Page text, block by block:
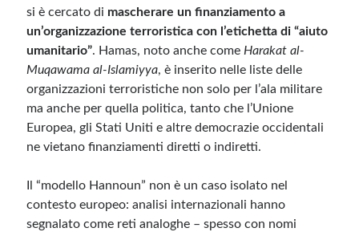
si è cercato di mascherare un finanziamento a
un’organizzazione terroristica con l’etichetta di “aiuto
umanitario”. Hamas, noto anche come Harakat al-
Muqawama al-Islamiyya, è inserito nelle liste delle
organizzazioni terroristiche non solo per l’ala militare
ma anche per quella politica, tanto che l’Unione
Europea, gli Stati Uniti e altre democrazie occidentali
ne vietano finanziamenti diretti o indiretti.
Il “modello Hannoun” non è un caso isolato nel
contesto europeo: analisi internazionali hanno
segnalato come reti analoghe – spesso con nomi